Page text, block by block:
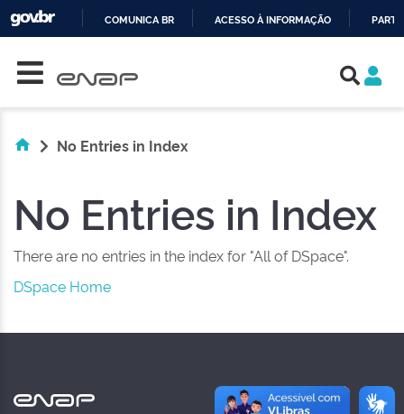
COMUNICA BR ACESSO À INFORMAÇÃO
No Entries in Index
No Entries in Index
There are no entries in the index for "All of DSpace".
DSpace Home
NAS REDES